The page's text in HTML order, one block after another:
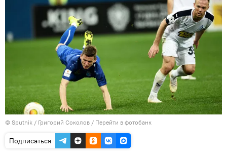
© Sputnik / Григорий Соколов / Перейти в фотобанк
Подписаться